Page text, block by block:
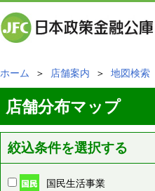
ホーム ＞ 店舗案内 ＞ 地図検索
店舗分布マップ
絞込条件を選択する
国民生活事業